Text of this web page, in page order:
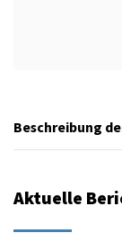
Beschreibung
Aktuelle